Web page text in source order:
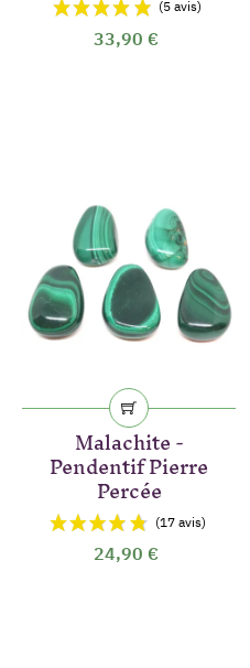
33,90 €
Malachite -
Pendentif Pierre
Percée
24,90 €